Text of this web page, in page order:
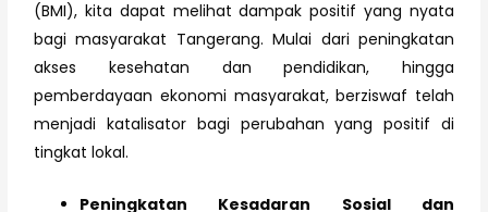
(BMI), kita dapat melihat dampak positif yang nyata
bagi masyarakat Tangerang. Mulai dari peningkatan
akses kesehatan dan pendidikan, hingga
pemberdayaan ekonomi masyarakat, berziswaf telah
menjadi katalisator bagi perubahan yang positif di
tingkat lokal.
Peningkatan Kesadaran Sosial dan